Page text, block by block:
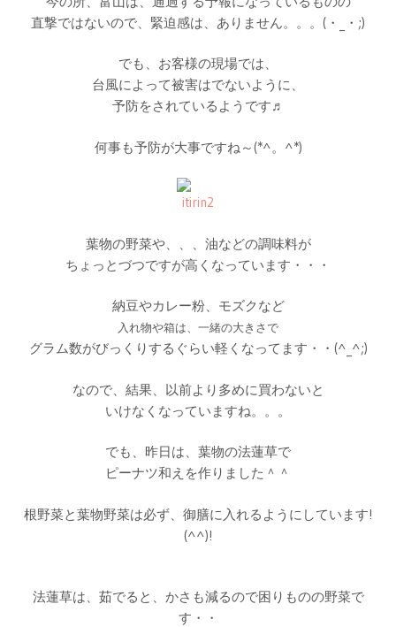
直撃ではないので、緊迫感は、ありません。。。(・_・;)
でも、お客様の現場では、
台風によって被害はでないように、
予防をされているようです♬
何事も予防が大事ですね～(*^。^*)
葉物の野菜や、、、油などの調味料が
ちょっとづつですが高くなっています・・・
納豆やカレー粉、モズクなど
入れ物や箱は、一緒の大きさで
グラム数がびっくりするぐらい軽くなってます・・(^_^;)
なので、結果、以前より多めに買わないと
いけなくなっていますね。。。
でも、昨日は、葉物の法蓮草で
ピーナツ和えを作りました＾＾
根野菜と葉物野菜は必ず、御膳に入れるようにしています!
(^^)!
法蓮草は、茹でると、かさも減るので困りものの野菜で
す・・